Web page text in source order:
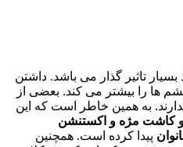
تاثیر گذار می باشد. داشتن
ها را بیشتر می کند. بعضی از
به همین خاطر است که این
کاشت مژه و اکستنشن
پیدا کرده است. همچنین